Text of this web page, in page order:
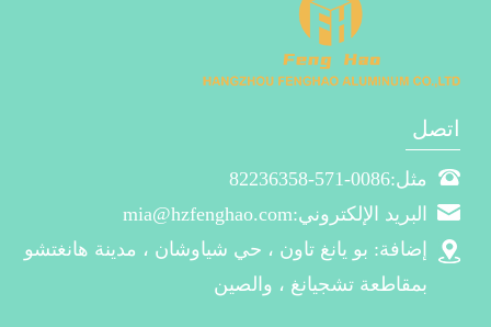
اتصل
مثل:0086-571-82236358
البريد الإلكتروني:mia@hzfenghao.com
إضافة: بو يانغ تاون ، حي شياوشان ، مدينة هانغتشو
بمقاطعة تشجيانغ ، والصين